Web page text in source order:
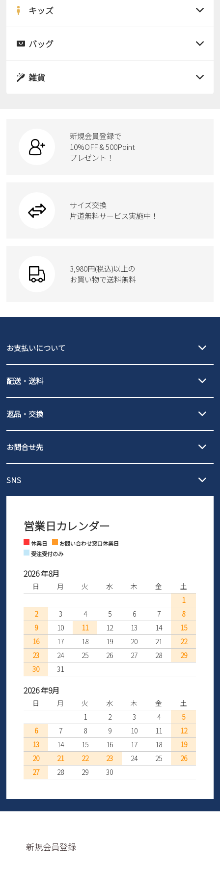
サンダル
スニーカー
カジュアルシューズ
ワークシューズ
ウェア
moz
サンダル
ローファー
ブーツ
Parade
GAP
キッズ
サンダル
スクール
new balance
瞬足
バッグ
ボディバッグ
ハンドバッグ
トートバッグ
雑貨
ケア用品
新規会員登録で
10%OFF & 500Point
プレゼント！
サイズ交換
片道無料サービス実施中！
3,980円(税込)以上の
お買い物で送料無料
お支払いについて
PayPay（オンライン決済）、代金引換のご利用が可能です。
配送・送料
北海道・本州・四国・九州…550円
3,980円（税込）以上お買い上げで送料無料
発送日・送料詳細については
ご利用ください。
全国一律…220円（税込）
発送日・送料詳細についてはご利用ガイドを
ご利用ください。
返品・交換
の片道無料サービスを実施中！
ントとしても安心してご利用いただけるよう、サイズ交換の受付期
さい。
お問合せ先
営業時間：11時～17時
※土日祝はお問い合わせ窓口休業日となります。
SNS
Facebook Instagram
営業日カレンダー
休業日
お問い合わせ窓口休業日
受注受付のみ
2026 年8月
日 月 火 水 木 金
土
1
2
3 4 5 6 7
8
9
10 11 12 13 14
15
16
17 18 19 20 21
22
23
24 25 26 27 28
29
30
31
2026 年9月
日 月 火 水 木 金
土
1
2 3 4
5
6
7 8 9 10 11
12
13
14 15 16 17 18
19
20
21 22 23 24 25
26
27
28 29 30
新規会員登録